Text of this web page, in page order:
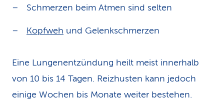
Schmerzen beim Atmen sind selten
Kopfweh und Gelenkschmerzen
Eine Lungenentzündung heilt meist innerhalb
von 10 bis 14 Tagen. Reizhusten kann jedoch
einige Wochen bis Monate weiter bestehen.